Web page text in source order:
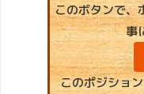
このボタンで、
事
このポジショ